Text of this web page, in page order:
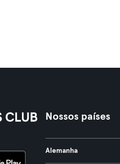
Nossos países
Alemanha